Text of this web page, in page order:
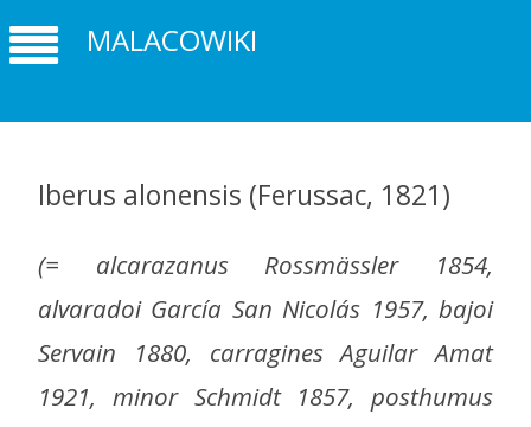
MALACOWIKI
Iberus alonensis (Ferussac, 1821)
(= alcarazanus Rossmässler 1854,
alvaradoi García San Nicolás 1957, bajoi
Servain 1880, carragines Aguilar Amat
1921, minor Schmidt 1857, posthumus